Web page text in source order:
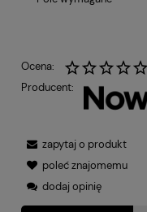
Ocena:
Producent:
zapytaj o produkt
poleć znajomemu
dodaj opinię